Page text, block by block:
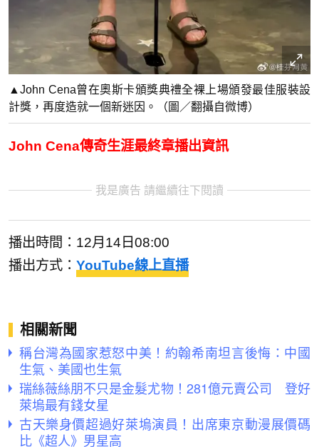
▲John Cena曾在奧斯卡頒獎典禮全裸上場頒發最佳服裝設
計獎，再度造就一個新迷因。（圖／翻攝自微博）
John Cena傳奇生涯最終章播出資訊
我是廣告 請繼續往下閱讀
播出時間：12月14日08:00
播出方式： YouTube線上直播
相關新聞
稱台灣為國家惹怒中美！約翰希南坦言後悔：中國
生氣、美國也生氣
瑞絲薇絲朋不只是金髮尤物！281億元賣公司 登好
萊塢最有錢女星
古天樂身價超過好萊塢演員！出席東京動漫展價碼
比《超人》男星高